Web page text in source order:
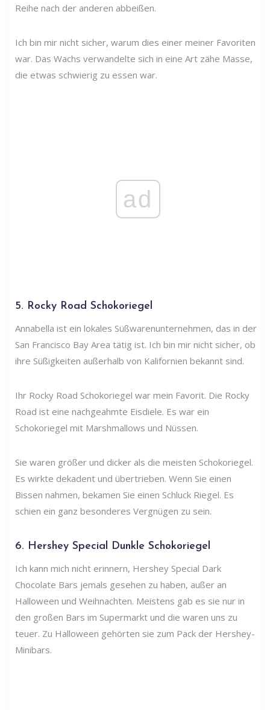
Reihe nach der anderen abbeißen.
Ich bin mir nicht sicher, warum dies einer meiner Favoriten
war. Das Wachs verwandelte sich in eine Art zähe Masse,
die etwas schwierig zu essen war.
ad
5. Rocky Road Schokoriegel
Annabella ist ein lokales Süßwarenunternehmen, das in der
San Francisco Bay Area tätig ist. Ich bin mir nicht sicher, ob
ihre Süßigkeiten außerhalb von Kalifornien bekannt sind.
Ihr Rocky Road Schokoriegel war mein Favorit. Die Rocky
Road ist eine nachgeahmte Eisdiele. Es war ein
Schokoriegel mit Marshmallows und Nüssen.
Sie waren größer und dicker als die meisten Schokoriegel.
Es wirkte dekadent und übertrieben. Wenn Sie einen
Bissen nahmen, bekamen Sie einen Schluck Riegel. Es
schien ein ganz besonderes Vergnügen zu sein.
6. Hershey Special Dunkle Schokoriegel
Ich kann mich nicht erinnern, Hershey Special Dark
Chocolate Bars jemals gesehen zu haben, außer an
Halloween und Weihnachten. Meistens gab es sie nur in
den großen Bars im Supermarkt und die waren uns zu
teuer. Zu Halloween gehörten sie zum Pack der Hershey-
Minibars.